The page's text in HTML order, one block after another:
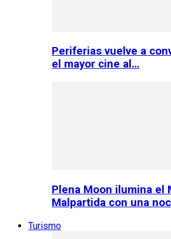
Periferias vuelve a
el mayor cine al…
Plena Moon ilumina el
Malpartida con una
Turismo